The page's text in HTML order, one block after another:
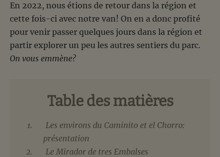
En 2022, nous étions de retour dans la région et
cette fois-ci avec notre van! On en a donc profité
pour venir passer quelques jours dans la région et
partir explorer un peu les autres sentiers du parc.
On vous emmène?
Table des matières
Les environs du Caminito et el Chorro:
présentation
Le Mirador de tres Embalses